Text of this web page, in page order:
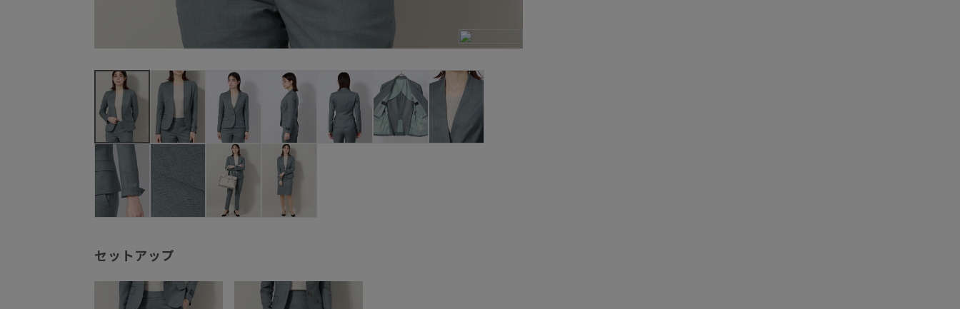
セットアップ